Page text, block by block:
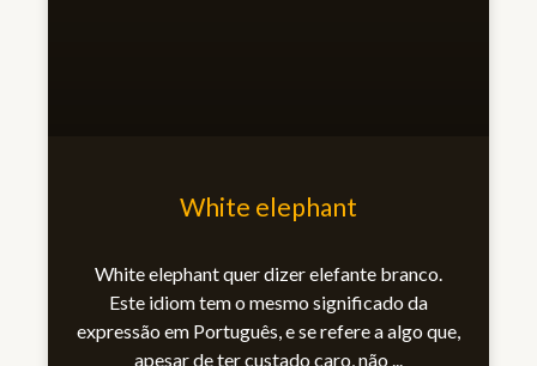
White elephant
White elephant quer dizer elefante branco.
Este idiom tem o mesmo significado da
expressão em Português, e se refere a algo que,
apesar de ter custado caro, não